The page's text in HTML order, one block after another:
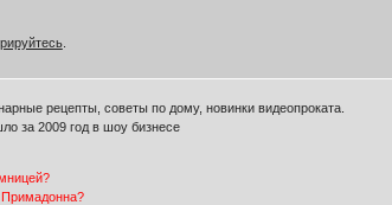
.
рецепты, советы по дому, новинки видеопроката.
за 2009 год в шоу бизнесе
Примадонна?